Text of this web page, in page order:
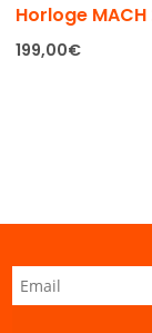
Horloge
199,00€